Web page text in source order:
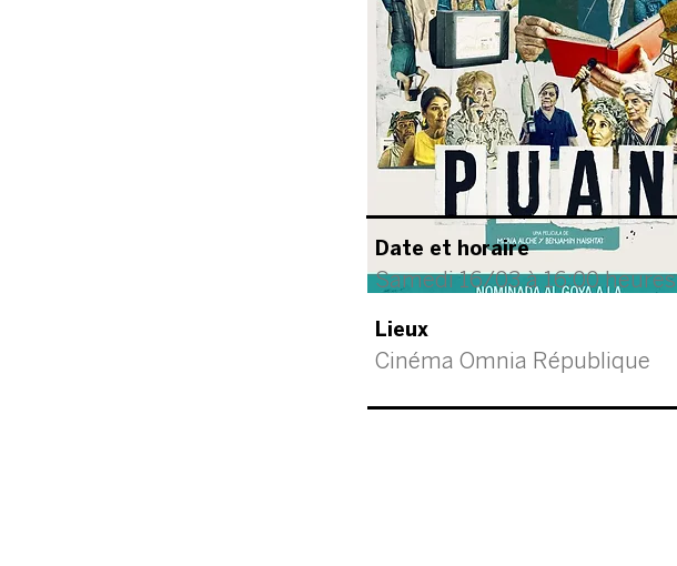
Date et horaire
Samedi 16/03 à 16:00 heures
Lieux
Cinéma Omnia République